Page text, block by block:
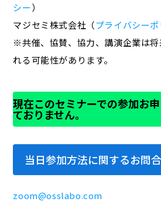
シー）
マジセミ株式会社（プライバシーポ
※共催、協賛、協力、講演企業は
れる可能性があります。
現在このセミナーでの参加お
ておりません。
当日参加方法に関するお問
zoom@osslabo.com